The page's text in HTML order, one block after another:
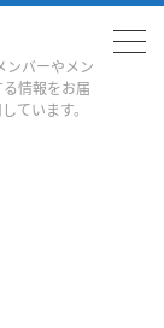
ンバーやメン
情報をお届
ています。